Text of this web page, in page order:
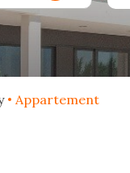
Appartement